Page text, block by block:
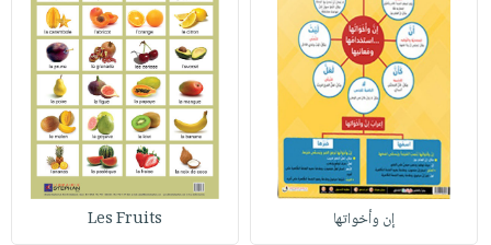
إن وأخواتها Les Fruits